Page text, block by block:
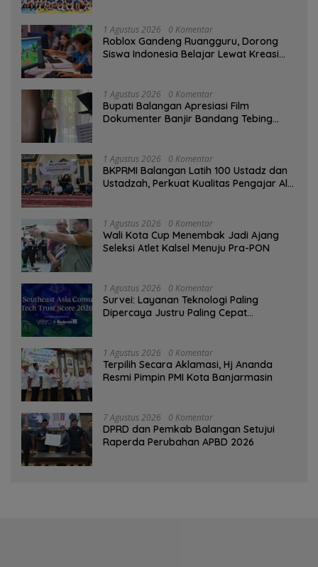
1 Agustus 2026 0 Komentar
Roblox Gandeng Ruangguru, Dorong
Siswa Indonesia Belajar Lewat Kreasi
1 Agustus 2026 0 Komentar
Bupati Balangan Apresiasi Film
Dokumenter Banjir Bandang Tebing
1 Agustus 2026 0 Komentar
BKPRMI Balangan Latih 100 Ustadz dan
Ustadzah, Perkuat Kualitas Pengajar Al-
1 Agustus 2026 0 Komentar
Wali Kota Cup Menembak Jadi Ajang
Seleksi Atlet Kalsel Menuju Pra-PON
1 Agustus 2026 0 Komentar
Survei: Layanan Teknologi Paling
Dipercaya Justru Paling Cepat
1 Agustus 2026 0 Komentar
‎Terpilih Secara Aklamasi, Hj Ananda
Resmi Pimpin PMI Kota Banjarmasin
7 Agustus 2026 0 Komentar
DPRD dan Pemkab Balangan Setujui
Raperda Perubahan APBD 2026